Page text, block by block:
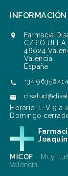

Farmacia
C/RIO ULLA
46024
València
España
 +34

Horario: L-V 9 a
Domingo
MICOF - Muy
Valencia